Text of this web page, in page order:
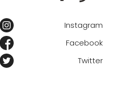
Instagram
Facebook
Twitter